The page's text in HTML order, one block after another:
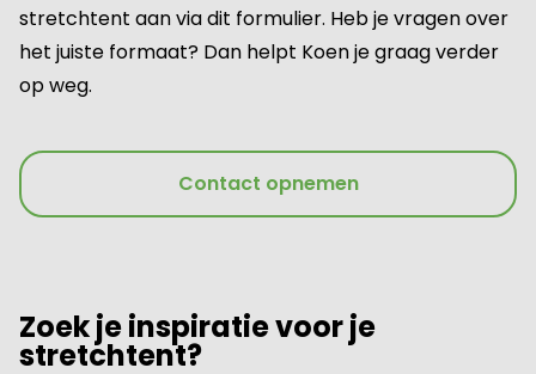
stretchtent aan via dit formulier. Heb je vragen over
het juiste formaat? Dan helpt Koen je graag verder
op weg.
Contact opnemen
Zoek je inspiratie voor je
stretchtent?